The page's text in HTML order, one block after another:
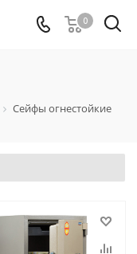
0
Сейфы огнестойкие